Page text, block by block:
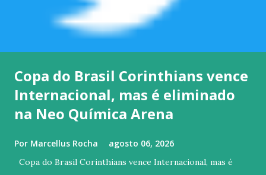
Copa do Brasil Corinthians vence
Internacional, mas é eliminado
na Neo Química Arena
Por Marcellus Rocha agosto 06, 2026
Copa do Brasil Corinthians vence Internacional, mas é